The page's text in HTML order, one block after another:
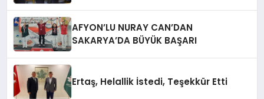
AFYON’LU NURAY CAN’DAN
SAKARYA’DA BÜYÜK BAŞARI
Ertaş, Helallik İstedi, Teşekkür Etti